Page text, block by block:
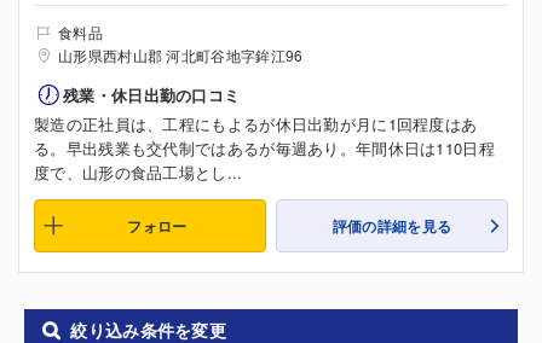
食料品
山形県西村山郡 河北町谷地字鉾江96
残業・休日出勤の口コミ
製造の正社員は、工程にもよるが休日出勤が月に1回程度はあ
る。早出残業も交代制ではあるが毎週あり。年間休日は110日程
度で、山形の食品工場とし...
フォロー 評価の詳細を見る
絞り込み条件を変更